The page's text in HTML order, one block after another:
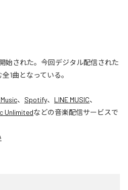
始された。今回デジタル配信された
1曲となっている。
、 Spotify、 LINE MUSIC、
Unlimitedなどの音楽配信サービスで